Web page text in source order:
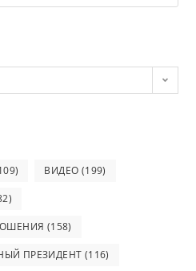
ВИДЕО (199)
(158)
ПРЕЗИДЕНТ (116)